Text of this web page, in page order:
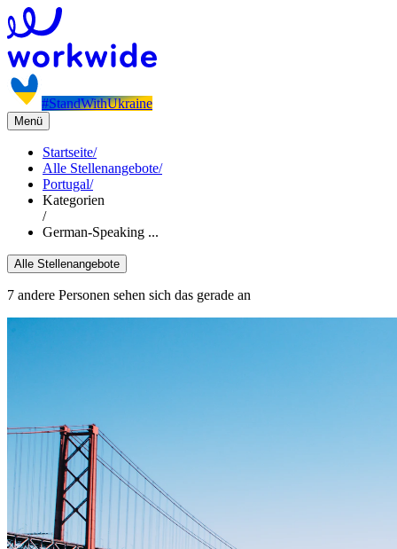
#StandWithUkraine
Menü
Startseite/
Alle Stellenangebote/
Portugal/
Kategorien
/
German-Speaking ...
Alle Stellenangebote
7 andere Personen sehen sich das gerade an